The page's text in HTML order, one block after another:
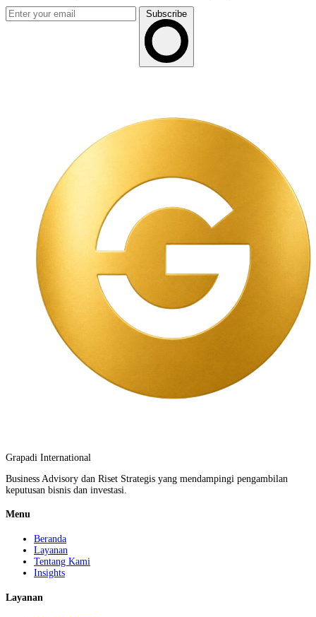
Subscribe
Grapadi International
Business Advisory dan Riset Strategis yang mendampingi pengambilan
keputusan bisnis dan investasi.
Menu
Beranda
Layanan
Tentang Kami
Insights
Layanan